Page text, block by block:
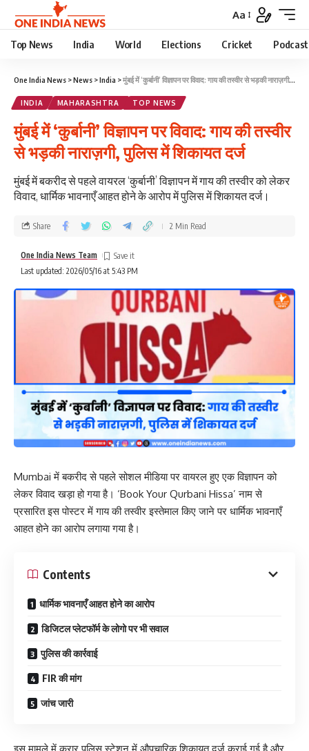
Aa
Top News India World Elections Cricket Podcast
One India News >News >India >मुंबई में ‘कुर्बानी’ विज्ञापन पर विवाद: गाय की तस्वीर से भड़की नाराज़गी, पुलिस में शिकायत दर्ज
INDIA MAHARASHTRA TOP NEWS
मुंबई में ‘कुर्बानी’ विज्ञापन पर विवाद: गाय की तस्वीर
से भड़की नाराज़गी, पुलिस में शिकायत दर्ज
मुंबई में बकरीद से पहले वायरल ‘कुर्बानी’ विज्ञापन में गाय की तस्वीर को लेकर
विवाद, धार्मिक भावनाएँ आहत होने के आरोप में पुलिस में शिकायत दर्ज।
Last updated: 2026/05/16 at 5:43 PM
One India News Team
Share 2 Min Read
Mumbai में बकरीद से पहले सोशल मीडिया पर वायरल हुए एक विज्ञापन को
लेकर विवाद खड़ा हो गया है। ‘Book Your Qurbani Hissa’ नाम से
प्रसारित इस पोस्टर में गाय की तस्वीर इस्तेमाल किए जाने पर धार्मिक भावनाएँ
आहत होने का आरोप लगाया गया है।
Contents
धार्मिक भावनाएँ आहत होने का आरोप
डिजिटल प्लेटफॉर्म के लोगो पर भी सवाल
पुलिस की कार्रवाई
FIR की मांग
जांच जारी
इस मामले में कुरार पुलिस स्टेशन में औपचारिक शिकायत दर्ज कराई गई है और